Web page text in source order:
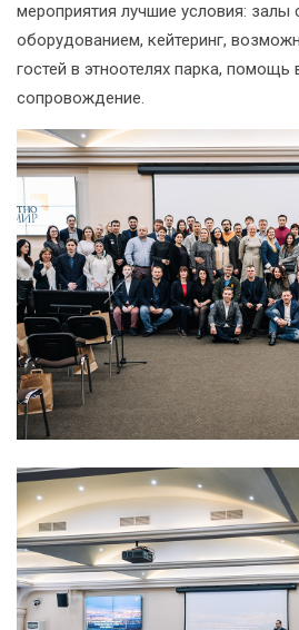
мероприятия лучшие условия:
оборудованием, кейтеринг,
гостей в этноотелях парка, помощь
сопровождение.